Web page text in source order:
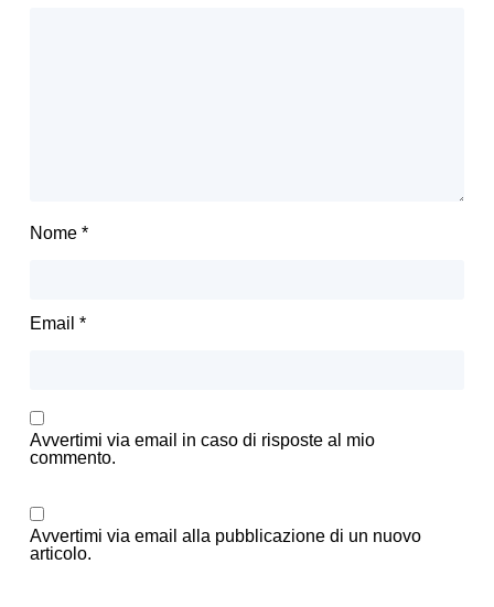
Nome *
Email *
Avvertimi via email in caso di risposte al mio
commento.
Avvertimi via email alla pubblicazione di un nuovo
articolo.